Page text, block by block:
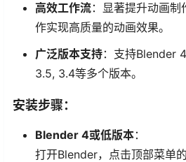
高效工作流：显著提升动画
作实现高质量的动画效果。
广泛版本支持：支持Blender
3.5, 3.4等多个版本。
安装步骤：
Blender 4或低版本：
打开Blender，点击顶部菜单的